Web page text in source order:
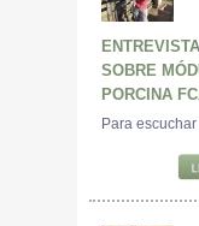
SOBRE
PORCINA
Para